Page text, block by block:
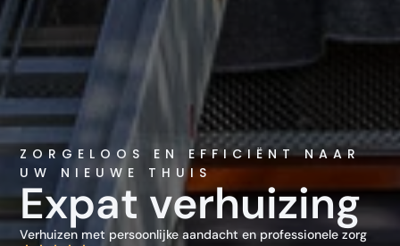
ZORGELOOS EN EFFICIËNT NAAR
UW NIEUWE THUIS
Expat verhuizing
Verhuizen met persoonlijke aandacht en professionele zorg